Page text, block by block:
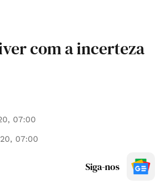
com a incerteza
07:00
07:00
Siga-nos